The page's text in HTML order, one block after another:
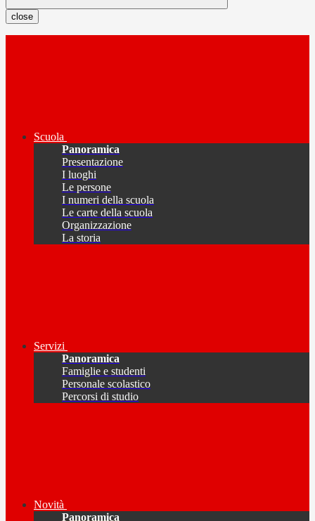
close
Scuola
Panoramica
Presentazione
I luoghi
Le persone
I numeri della scuola
Le carte della scuola
Organizzazione
La storia
Servizi
Panoramica
Famiglie e studenti
Personale scolastico
Percorsi di studio
Novità
Panoramica